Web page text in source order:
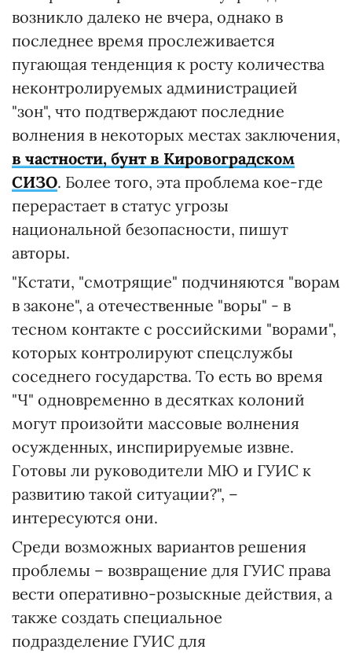
возникло далеко не вчера, однако в
последнее время прослеживается
пугающая тенденция к росту количества
неконтролируемых администрацией
"зон", что подтверждают последние
волнения в некоторых местах заключения,
в частности, бунт в Кировоградском
СИЗО. Более того, эта проблема кое-где
перерастает в статус угрозы
национальной безопасности, пишут
авторы.
"Кстати, "смотрящие" подчиняются "ворам
в законе", а отечественные "воры" - в
тесном контакте с российскими "ворами",
которых контролируют спецслужбы
соседнего государства. То есть во время
"Ч" одновременно в десятках колоний
могут произойти массовые волнения
осужденных, инспирируемые извне.
Готовы ли руководители МЮ и ГУИС к
развитию такой ситуации?", –
интересуются они.
Среди возможных вариантов решения
проблемы – возвращение для ГУИС права
вести оперативно-розыскные действия, а
также создать специальное
подразделение ГУИС для